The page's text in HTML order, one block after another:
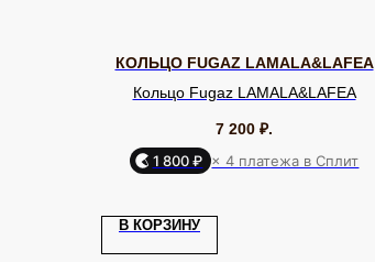
КОЛЬЦО FUGAZ LAMALA&LAFEA
Кольцо Fugaz LAMALA&LAFEA
7 200 ₽.
1 800 ₽ × 4 платежа в Сплит
В КОРЗИНУ
ЮВЕЛИРНАЯ БИЖУТЕРИЯ